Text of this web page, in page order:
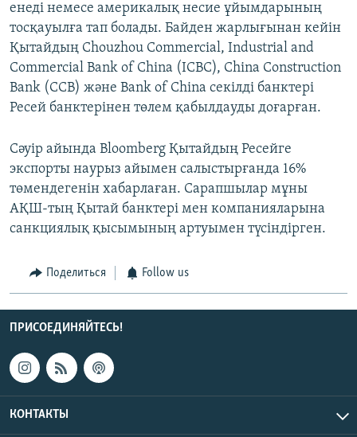
енеді немесе америкалық несие ұйымдарының
тосқауылға тап болады. Байден жарлығынан кейін
Қытайдың Chouzhou Commercial, Industrial and
Commercial Bank of China (ICBC), China Construction
Bank (CCB) және Bank of China секілді банктері
Ресей банктерінен төлем қабылдауды доғарған.
Сәуір айында Bloomberg Қытайдың Ресейге
экспорты наурыз айымен салыстырғанда 16%
төмендегенін хабарлаған. Сарапшылар мұны
АҚШ-тың Қытай банктері мен компанияларына
санкциялық қысымының артуымен түсіндірген.
Поделиться Follow us
ПРИСОЕДИНЯЙТЕСЬ!
КОНТАКТЫ